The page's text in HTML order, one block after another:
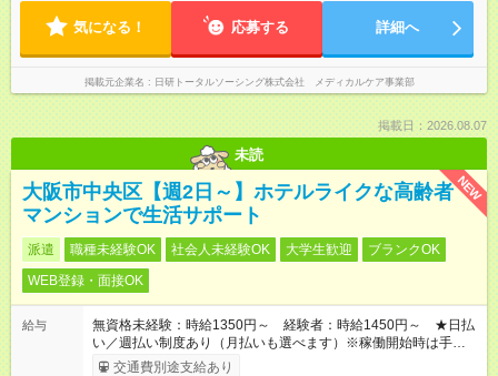
気になる！ 応募する 詳細へ
掲載元企業名 日研トータルソーシング株式会社 メディカルケア事業部
掲載日：2026.08.07
未読
NEW
大阪市中央区【週2日～】ホテルライクな高齢者
マンションで生活サポート
派遣 職種未経験OK 社会人未経験OK 大学生歓迎
ブランクOK
WEB登録・面接OK
給与
無資格未経験：時給1350円～ 経験者：時給1450円～ ★日払
い／週払い制度あり（月払いも選べます）※稼働開始時は手続き
完了次第のお支払いとなります。
交通費別途支給あり